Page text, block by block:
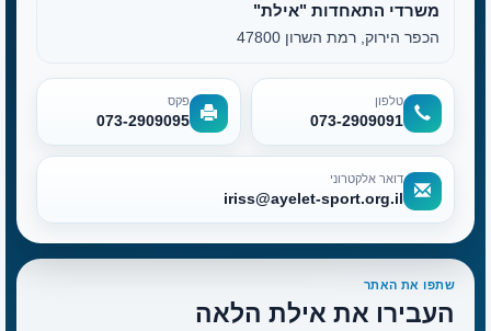
משרדי התאחדות "אילת"
הכפר הירוק, רמת השרון 47800
טלפון
073-2909091
פקס
073-2909095
דואר אלקטרוני
iriss@ayelet-sport.org.il
שתפו את האתר
העבירו את אילת הלאה